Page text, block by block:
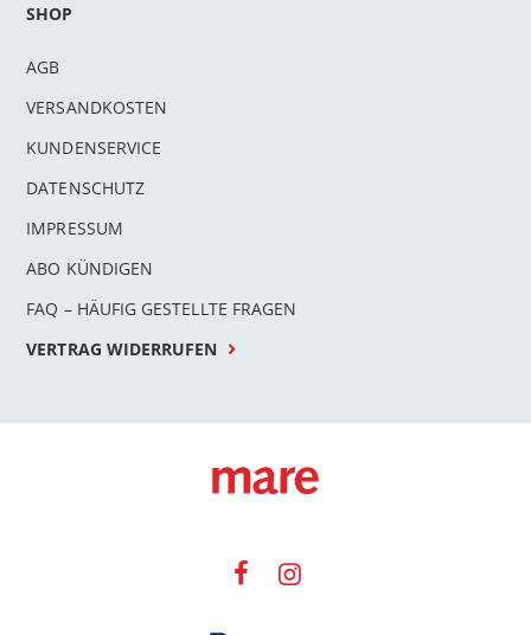
SHOP
AGB
VERSANDKOSTEN
KUNDENSERVICE
DATENSCHUTZ
IMPRESSUM
ABO KÜNDIGEN
FAQ – HÄUFIG GESTELLTE FRAGEN
VERTRAG WIDERRUFEN